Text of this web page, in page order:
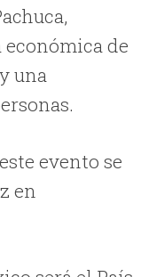
de
una
evento se
en